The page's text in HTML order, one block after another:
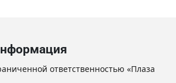
ответственностью «Плаза